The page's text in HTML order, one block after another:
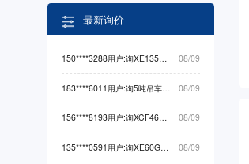
最新询价
150****3288用户:询XE135F挖掘机械最低价 08/09
08/09
156****8193用户:询XCF4612K物料搬运最低价 08/09
08/09